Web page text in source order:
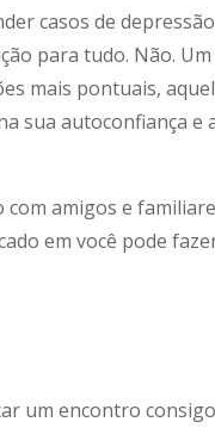
casos de
para tudo. Não.
mais pontuais,
sua autoconfiança e
amigos e
em você pode
um encontro